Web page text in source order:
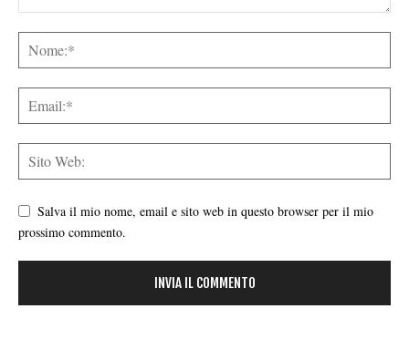
Salva il mio nome, email e sito web in questo browser per il mio
prossimo commento.